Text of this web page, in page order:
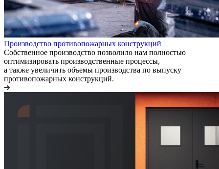
Производство противопожарных конструкций
Собственное производство позволило нам полностью
оптимизировать производственные процессы,
а также увеличить объемы производства по выпуску
противопожарных конструкций.